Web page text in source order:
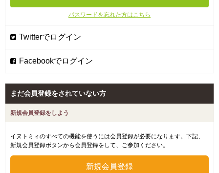
パスワードを忘れた方はこちら
まだ会員登録をされていない方
新規会員登録をしよう
イヌトミィのすべての機能を使うには会員登録が必要になります。下記、
新規会員登録ボタンから会員登録をして、ご参加ください。